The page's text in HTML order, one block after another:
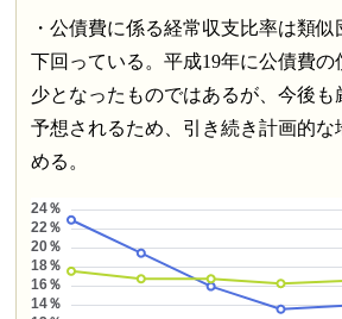
・公債費に係る経常収支比率は類似
下回っている。平成19年に公債費の
少となったものではあるが、今後も
予想されるため、引き続き計画的な
める。